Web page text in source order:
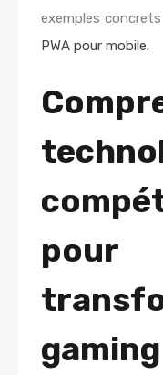
exemples
PWA pour mobile.